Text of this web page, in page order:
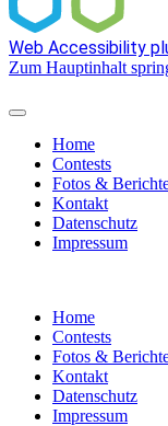
Web Accessibility
Zum Hauptinhalt
Home
Contests
Fotos &
Kontakt
Datenschutz
Impressum
Home
Contests
Fotos &
Kontakt
Datenschutz
Impressum